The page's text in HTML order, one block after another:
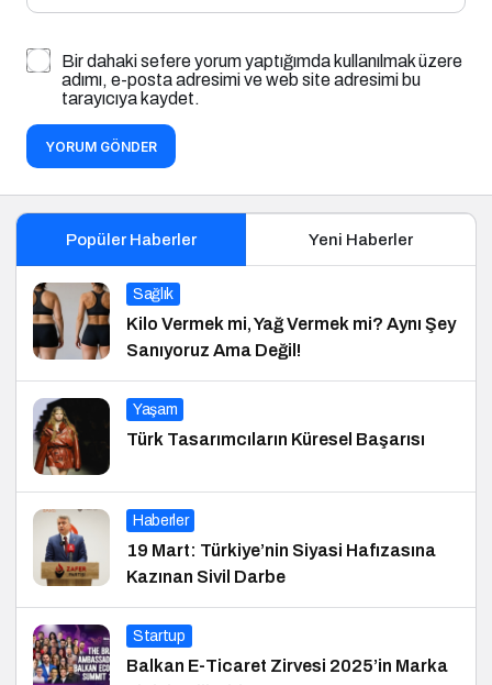
Bir dahaki sefere yorum yaptığımda kullanılmak üzere
adımı, e-posta adresimi ve web site adresimi bu
tarayıcıya kaydet.
YORUM GÖNDER
Popüler Haberler Yeni Haberler
Sağlık
Kilo Vermek mi, Yağ Vermek mi? Aynı Şey
Sanıyoruz Ama Değil!
Yaşam
Türk Tasarımcıların Küresel Başarısı
Haberler
19 Mart: Türkiye’nin Siyasi Hafızasına
Kazınan Sivil Darbe
Startup
Balkan E-Ticaret Zirvesi 2025’in Marka